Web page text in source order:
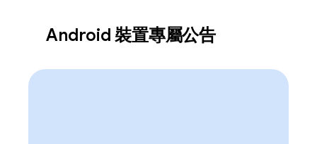
Android 裝置專屬公告